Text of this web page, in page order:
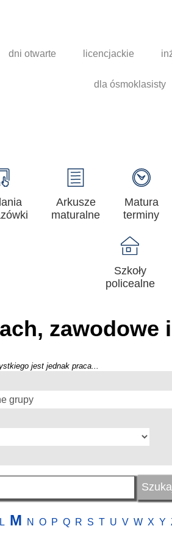
dni otwarte licencjackie
dla ósmoklasisty
Arkusze
maturalne
Matura
terminy
Szkoły
policealne
zawodowe
jest jednak praca...
L M N O P Q R S T U V W X Y